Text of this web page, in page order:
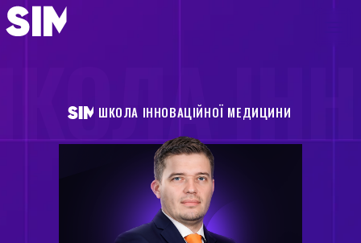
ШКОЛА ІННОВАЦІЙНОЇ МЕДИЦИНИ